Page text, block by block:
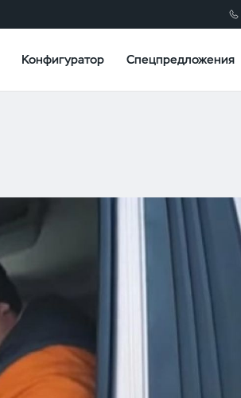
Конфигуратор Спецпредложения